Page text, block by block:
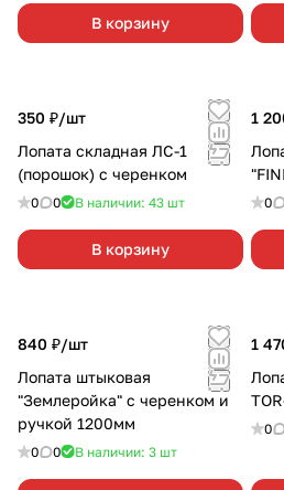
В корзину
350 ₽/шт
Лопата складная ЛС-1
(порошок) с черенком
0 0 В наличии: 43 шт
В корзину
1
0
840 ₽/шт
Лопата штыковая
"Землеройка" с черенком и
ручкой 1200мм
0 0 В наличии: 3 шт
1
0